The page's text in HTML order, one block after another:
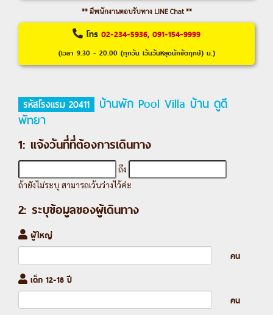
** มีพนักงานตอบรับทาง LINE Chat **
โทร 02-234-5936, 091-154-9999
(เวลา 9.30 - 20.00 (ทุกวัน เว้นวันหยุดนักขัตฤกษ์) น.)
รหัสโรงแรม 20411
บ้านพัก Pool Villa บ้าน ดูดี
พัทยา
1: แจ้งวันที่ที่ต้องการเดินทาง
ถึง
ถ้ายังไม่ระบุ สามารถเว้นว่างไว้ค่ะ
2: ระบุข้อมูลของผู้เดินทาง
ผู้ใหญ่
คน
เด็ก 12-18 ปี
คน